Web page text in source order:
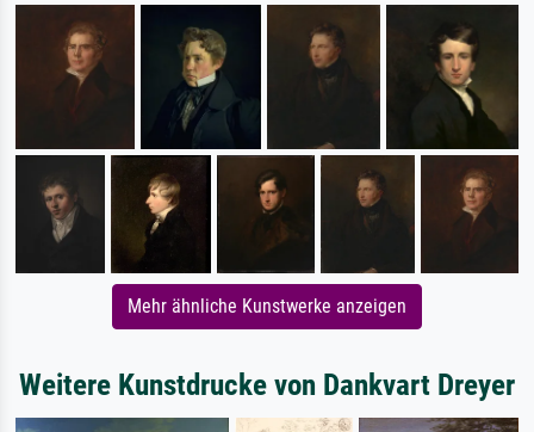
Mehr ähnliche Kunstwerke anzeigen
Weitere Kunstdrucke von Dankvart Dreyer